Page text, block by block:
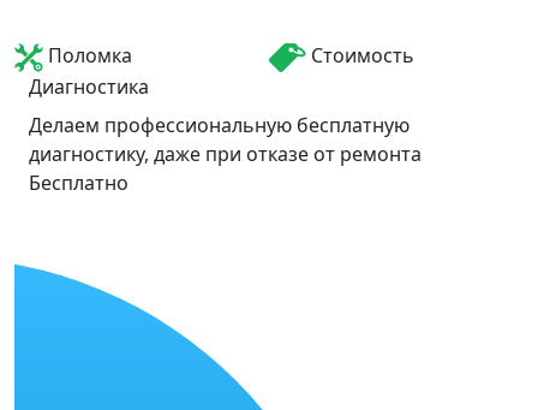
Поломка
Стоимость
Диагностика
Делаем профессиональную бесплатную
диагностику, даже при отказе от ремонта
Бесплатно